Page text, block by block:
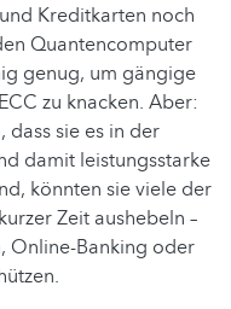
Kreditkarten noch
Quantencomputer
genug, um gängige
zu knacken. Aber:
sie es in der
damit leistungsstarke
könnten sie viele der
Zeit aushebeln –
Online-Banking oder